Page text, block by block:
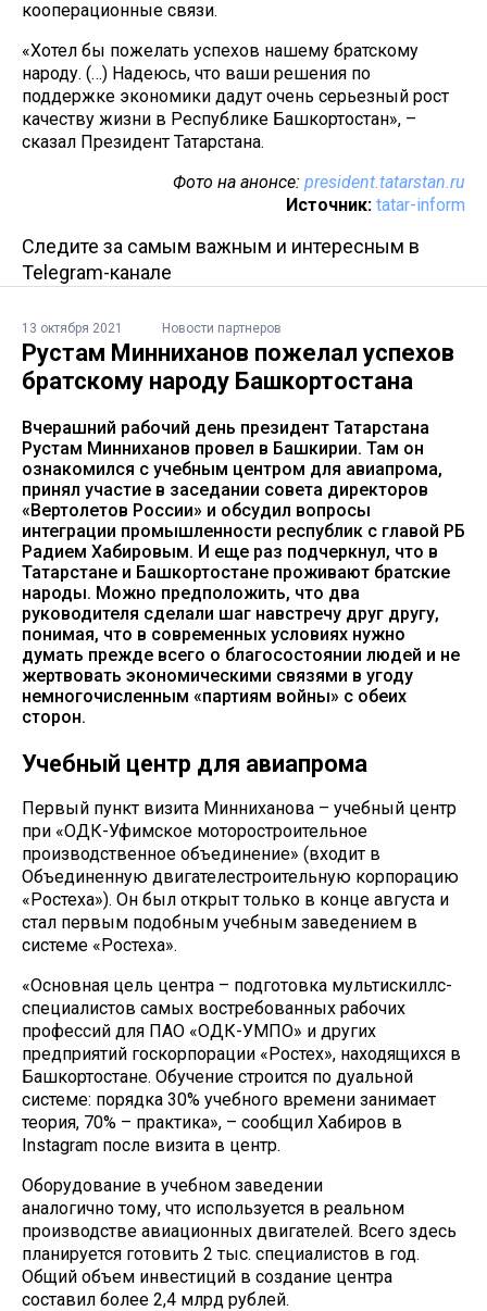
кооперационные связи.
«Хотел бы пожелать успехов нашему братскому
народу. (…) Надеюсь, что ваши решения по
поддержке экономики дадут очень серьезный рост
качеству жизни в Республике Башкортостан», –
сказал Президент Татарстана.
Фото на анонсе: president.tatarstan.ru
Источник: tatar-inform
Следите за самым важным и интересным в
Telegram-канале
13 октября 2021 Новости партнеров
Рустам Минниханов пожелал успехов
братскому народу Башкортостана
Вчерашний рабочий день президент Татарстана
Рустам Минниханов провел в Башкирии. Там он
ознакомился с учебным центром для авиапрома,
принял участие в заседании совета директоров
«Вертолетов России» и обсудил вопросы
интеграции промышленности республик с главой РБ
Радием Хабировым. И еще раз подчеркнул, что в
Татарстане и Башкортостане проживают братские
народы. Можно предположить, что два
руководителя сделали шаг навстречу друг другу,
понимая, что в современных условиях нужно
думать прежде всего о благосостоянии людей и не
жертвовать экономическими связями в угоду
немногочисленным «партиям войны» с обеих
сторон.
Учебный центр для авиапрома
Первый пункт визита Минниханова – учебный центр
при «ОДК-Уфимское моторостроительное
производственное объединение» (входит в
Объединенную двигателестроительную корпорацию
«Ростеха»). Он был открыт только в конце августа и
стал первым подобным учебным заведением в
системе «Ростеха».
«Основная цель центра – подготовка мультискиллс-
специалистов самых востребованных рабочих
профессий для ПАО «ОДК-УМПО» и других
предприятий госкорпорации «Ростех», находящихся в
Башкортостане. Обучение строится по дуальной
системе: порядка 30% учебного времени занимает
теория, 70% – практика», – сообщил Хабиров в
Instagram после визита в центр.
Оборудование в учебном заведении
аналогично тому, что используется в реальном
производстве авиационных двигателей. Всего здесь
планируется готовить 2 тыс. специалистов в год.
Общий объем инвестиций в создание центра
составил более 2,4 млрд рублей.